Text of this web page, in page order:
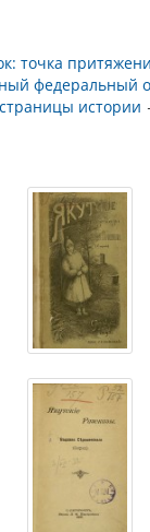
точка
федеральный
истории